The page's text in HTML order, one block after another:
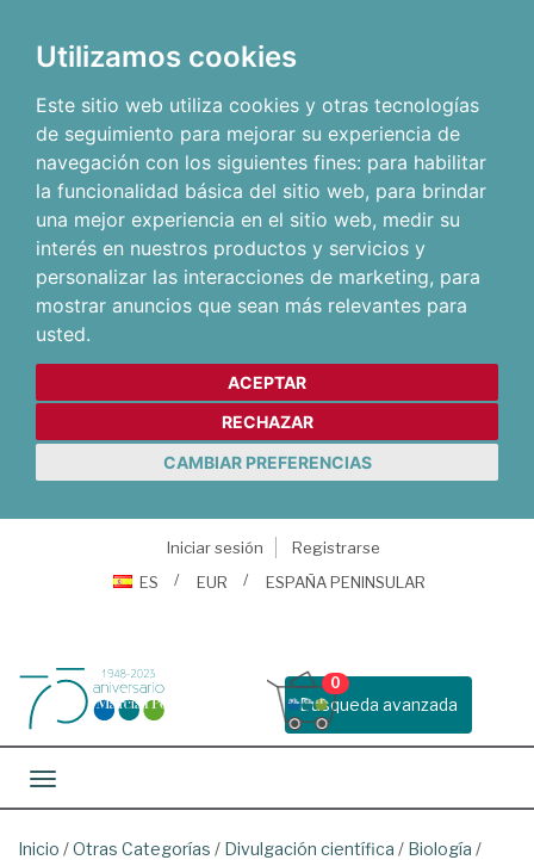
Utilizamos cookies
Este sitio web utiliza cookies y otras tecnologías
de seguimiento para mejorar su experiencia de
navegación con los siguientes fines: para habilitar
la funcionalidad básica del sitio web, para brindar
una mejor experiencia en el sitio web, medir su
interés en nuestros productos y servicios y
personalizar las interacciones de marketing, para
mostrar anuncios que sean más relevantes para
usted.
ACEPTAR
RECHAZAR
CAMBIAR PREFERENCIAS
Iniciar sesión
Registrarse
ES
EUR ESPAÑA PENINSULAR
Busqueda avanzada
0
Toggle navigation
Inicio /Otras Categorías / Divulgación científica / Biología /